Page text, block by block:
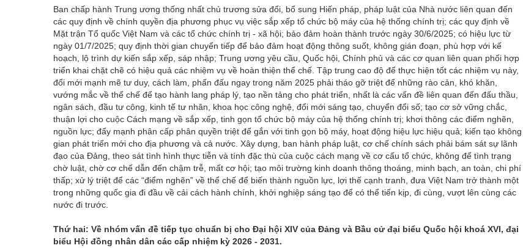
Ban chấp hành Trung ương thống nhất chủ trương sửa đổi, bổ sung Hiến pháp, pháp luật của Nhà nước liên quan đến
các quy định về chính quyền địa phương phục vụ việc sắp xếp tổ chức bộ máy của hệ thống chính trị; các quy định về
Mặt trận Tổ quốc Việt Nam và các tổ chức chính trị - xã hội; bảo đảm hoàn thành trước ngày 30/6/2025; có hiệu lực từ
ngày 01/7/2025; quy định thời gian chuyển tiếp để bảo đảm hoạt động thông suốt, không gián đoạn, phù hợp với kế
hoạch, lộ trình dự kiến sắp xếp, sáp nhập; Trung ương yêu cầu, Quốc hội, Chính phủ và các cơ quan liên quan phối hợp
triển khai chặt chẽ có hiệu quả các nhiệm vụ về hoàn thiện thể chế. Tập trung cao độ để thực hiện tốt các nhiệm vụ này,
đổi mới mạnh mẽ tư duy, cách làm, phấn đấu ngay trong năm 2025 phải tháo gỡ triệt để những rào cản, khó khăn,
vướng mắc về thể chế để tạo hành lang pháp lý, tạo nền tảng cho phát triển, nhất là các vấn đề liên quan đến đấu thầu,
ngân sách, đầu tư công, kinh tế tư nhân, khoa học công nghệ, đổi mới sáng tạo, chuyển đổi số; tạo cơ sở vững chắc,
thuận lợi cho cuộc Cách mạng về sắp xếp, tinh gọn tổ chức bộ máy của hệ thống chính trị; khơi thông các điểm nghẽn,
nguồn lực; đẩy mạnh phân cấp phân quyền triệt để gắn với tinh gọn bộ máy, hoạt động hiệu lực hiệu quả; kiến tạo không
gian phát triển mới cho địa phương và cả nước. Xây dựng, ban hành pháp luật, cơ chế chính sách phải bám sát sự lãnh
đạo của Đảng, theo sát tình hình thực tiễn và tính đặc thù của cuộc cách mạng về cơ cấu tổ chức, không để tình trạng
chờ luật, chờ cơ chế dẫn đến chậm trễ, mất cơ hội; tạo môi trường kinh doanh thông thoáng, minh bạch, an toàn, chi phí
thấp; xử lý triệt để các “điểm nghẽn” về thể chế để biến thành nguồn lực, lợi thế cạnh tranh, đưa Việt Nam trở thành một
trong những quốc gia đi đầu về cải cách hành chính, khởi nghiệp sáng tạo để có thể tiến kịp, đi cùng, vượt lên cùng các
nước đi trước.
Thứ hai: Về nhóm vấn đề tiếp tục chuẩn bị cho Đại hội XIV của Đảng và Bầu cử đại biểu Quốc hội khoá XVI, đại
biểu Hội đồng nhân dân các cấp nhiệm kỳ 2026 - 2031.